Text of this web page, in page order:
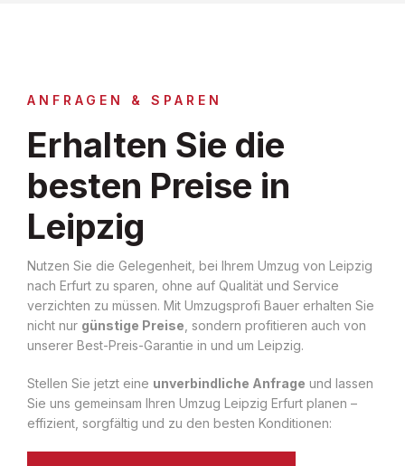
ANFRAGEN & SPAREN
Erhalten Sie die
besten Preise in
Leipzig
Nutzen Sie die Gelegenheit, bei Ihrem Umzug von Leipzig
nach Erfurt zu sparen, ohne auf Qualität und Service
verzichten zu müssen. Mit Umzugsprofi Bauer erhalten Sie
nicht nur günstige Preise , sondern profitieren auch von
unserer Best-Preis-Garantie in und um Leipzig.
Stellen Sie jetzt eine unverbindliche Anfrage und lassen
Sie uns gemeinsam Ihren Umzug Leipzig Erfurt planen –
effizient, sorgfältig und zu den besten Konditionen: